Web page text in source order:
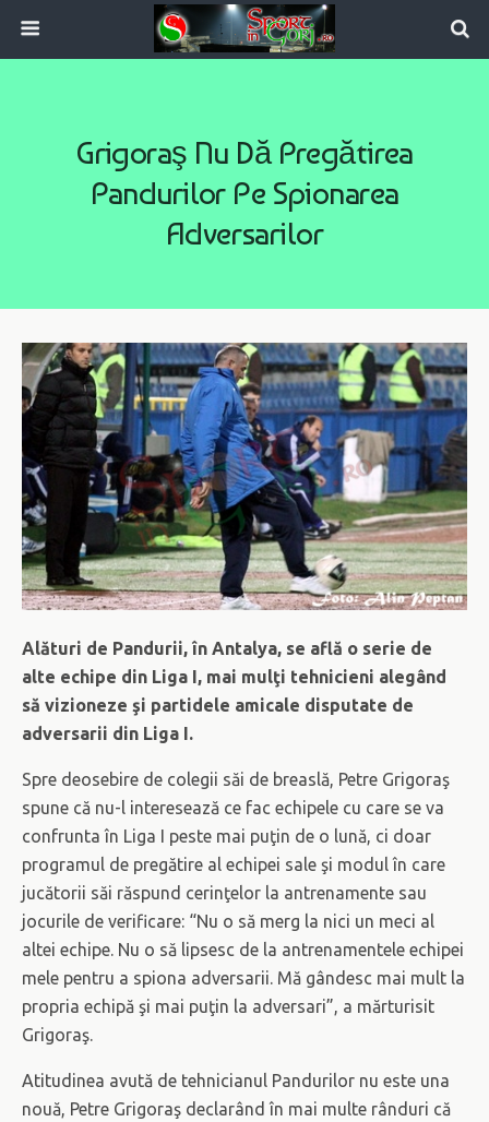
Grigoraş Nu Dă Pregătirea
Pandurilor Pe Spionarea
Adversarilor
Alături de Pandurii, în Antalya, se află o serie de
alte echipe din Liga I, mai mulţi tehnicieni alegând
să vizioneze şi partidele amicale disputate de
adversarii din Liga I.
Spre deosebire de colegii săi de breaslă, Petre Grigoraş
spune că nu-l interesează ce fac echipele cu care se va
confrunta în Liga I peste mai puţin de o lună, ci doar
programul de pregătire al echipei sale şi modul în care
jucătorii săi răspund cerinţelor la antrenamente sau
jocurile de verificare: “Nu o să merg la nici un meci al
altei echipe. Nu o să lipsesc de la antrenamentele echipei
mele pentru a spiona adversarii. Mă gândesc mai mult la
propria echipă şi mai puţin la adversari”, a mărturisit
Grigoraş.
Atitudinea avută de tehnicianul Pandurilor nu este una
nouă, Petre Grigoraş declarând în mai multe rânduri că